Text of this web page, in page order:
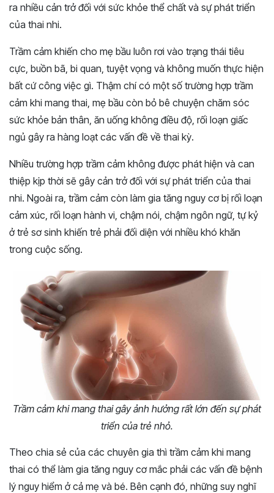
ra nhiều cản trở đối với sức khỏe thể chất và sự phát triển
của thai nhi.
Trầm cảm khiến cho mẹ bầu luôn rơi vào trạng thái tiêu
cực, buồn bã, bi quan, tuyệt vọng và không muốn thực hiện
bất cứ công việc gì. Thậm chí có một số trường hợp trầm
cảm khi mang thai, mẹ bầu còn bỏ bê chuyện chăm sóc
sức khỏe bản thân, ăn uống không điều độ, rối loạn giấc
ngủ gây ra hàng loạt các vấn đề về thai kỳ.
Nhiều trường hợp trầm cảm không được phát hiện và can
thiệp kịp thời sẽ gây cản trở đối với sự phát triển của thai
nhi. Ngoài ra, trầm cảm còn làm gia tăng nguy cơ bị rối loạn
cảm xúc, rối loạn hành vi, chậm nói, chậm ngôn ngữ, tự kỷ
ở trẻ sơ sinh khiến trẻ phải đối diện với nhiều khó khăn
trong cuộc sống.
Trầm cảm khi mang thai gây ảnh hưởng rất lớn đến sự phát
triển của trẻ nhỏ.
Theo chia sẻ của các chuyên gia thì trầm cảm khi mang
thai có thể làm gia tăng nguy cơ mắc phải các vấn đề bệnh
lý nguy hiểm ở cả mẹ và bé. Bên cạnh đó, những suy nghĩ